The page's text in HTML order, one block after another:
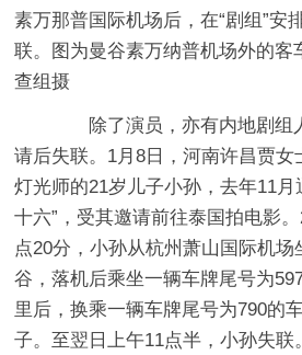
素万那普国际机场后，在“剧组”安
联。图为曼谷素万纳普机场外的客
查组摄
除了演员，亦有内地剧组
请后失联。1月8日，河南许昌贾女
灯光师的21岁儿子小孙，去年11月
十六”，受其邀请前往泰国拍电影
点20分，小孙从杭州萧山国际机场
谷，落机后乘坐一辆车牌尾号为
里后，换乘一辆车牌尾号为790的
子。至翌日上午11点半，小孙失联。